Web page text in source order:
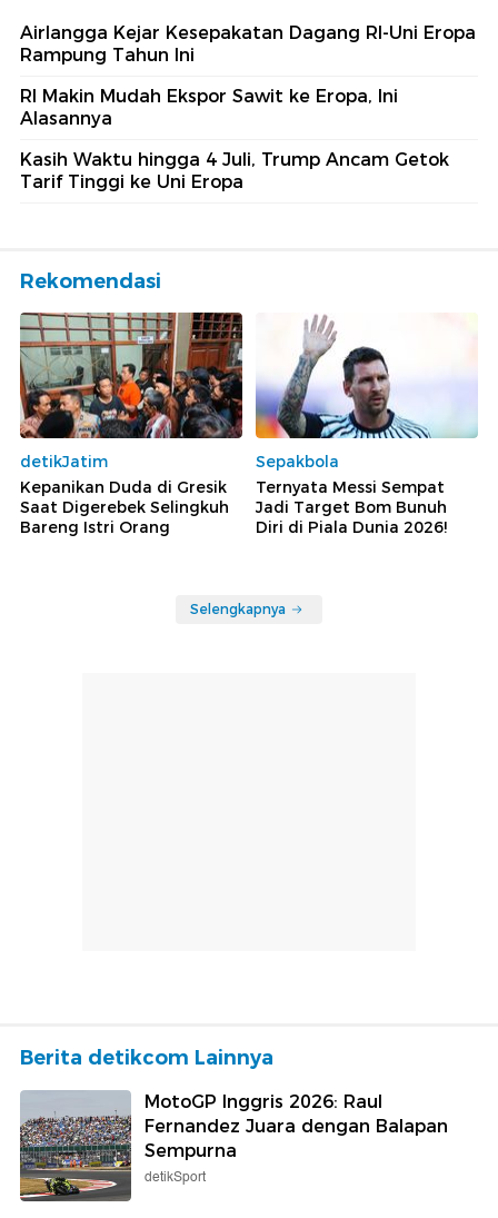
Airlangga Kejar Kesepakatan Dagang RI-Uni Eropa
Rampung Tahun Ini
RI Makin Mudah Ekspor Sawit ke Eropa, Ini
Alasannya
Kasih Waktu hingga 4 Juli, Trump Ancam Getok
Tarif Tinggi ke Uni Eropa
Rekomendasi
detikJatim
Kepanikan Duda di Gresik
Saat Digerebek Selingkuh
Bareng Istri Orang
Sepakbola
Ternyata Messi Sempat
Jadi Target Bom Bunuh
Diri di Piala Dunia 2026!
Selengkapnya
Berita detikcom Lainnya
MotoGP Inggris 2026: Raul
Fernandez Juara dengan Balapan
Sempurna
detikSport